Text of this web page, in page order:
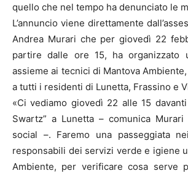
quello che nel tempo ha denunciato le
L’annuncio viene direttamente
Andrea Murari che per giovedì 22
partire dalle ore 15, ha organizzato
assieme ai tecnici di Mantova
a tutti i residenti di Lunetta, Frassino e
«Ci vediamo giovedì 22 alle 15
Swartz” a Lunetta – comunica
social –. Faremo una passeggiata
responsabili dei servizi verde e igiene
Ambiente, per verificare cosa serve